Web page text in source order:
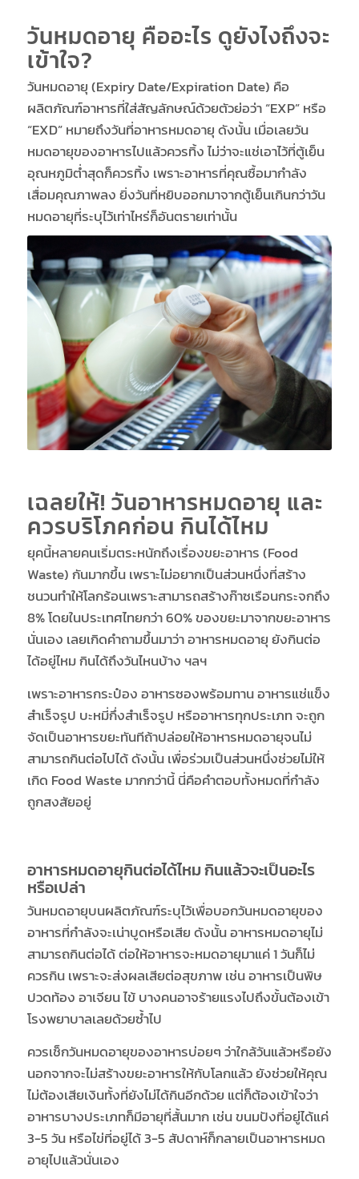
วันหมดอายุ คืออะไร ดูยังไงถึงจะ
เข้าใจ?
วันหมดอายุ (Expiry Date/Expiration Date) คือ
ผลิตภัณฑ์อาหารที่ใส่สัญลักษณ์ด้วยตัวย่อว่า “EXP” หรือ
“EXD” หมายถึงวันที่อาหารหมดอายุ ดังนั้น เมื่อเลยวัน
หมดอายุของอาหารไปแล้วควรทิ้ง ไม่ว่าจะแช่เอาไว้ที่ตู้เย็น
อุณหภูมิต่ำสุดก็ควรทิ้ง เพราะอาหารที่คุณซื้อมากำลัง
เสื่อมคุณภาพลง ยิ่งวันที่หยิบออกมาจากตู้เย็นเกินกว่าวัน
หมดอายุที่ระบุไว้เท่าไหร่ก็อันตรายเท่านั้น
เฉลยให้! วันอาหารหมดอายุ และ
ควรบริโภคก่อน กินได้ไหม
ยุคนี้หลายคนเริ่มตระหนักถึงเรื่องขยะอาหาร (Food
Waste) กันมากขึ้น เพราะไม่อยากเป็นส่วนหนึ่งที่สร้าง
ชนวนทำให้โลกร้อนเพราะสามารถสร้างก๊าซเรือนกระจกถึง
8% โดยในประเทศไทยกว่า 60% ของขยะมาจากขยะอาหาร
นั่นเอง เลยเกิดคำถามขึ้นมาว่า อาหารหมดอายุ ยังกินต่อ
ได้อยู่ไหม กินได้ถึงวันไหนบ้าง ฯลฯ
เพราะอาหารกระป๋อง อาหารซองพร้อมทาน อาหารแช่แข็ง
สำเร็จรูป บะหมี่กึ่งสำเร็จรูป หรืออาหารทุกประเภท จะถูก
จัดเป็นอาหารขยะทันทีถ้าปล่อยให้อาหารหมดอายุจนไม่
สามารถกินต่อไปได้ ดังนั้น เพื่อร่วมเป็นส่วนหนึ่งช่วยไม่ให้
เกิด Food Waste มากกว่านี้ นี่คือคำตอบทั้งหมดที่กำลัง
ถูกสงสัยอยู่
อาหารหมดอายุกินต่อได้ไหม กินแล้วจะเป็นอะไร
หรือเปล่า
วันหมดอายุบนผลิตภัณฑ์ระบุไว้เพื่อบอกวันหมดอายุของ
อาหารที่กำลังจะเน่าบูดหรือเสีย ดังนั้น อาหารหมดอายุไม่
สามารถกินต่อได้ ต่อให้อาหารจะหมดอายุมาแค่ 1 วันก็ไม่
ควรกิน เพราะจะส่งผลเสียต่อสุขภาพ เช่น อาหารเป็นพิษ
ปวดท้อง อาเจียน ไข้ บางคนอาจร้ายแรงไปถึงขั้นต้องเข้า
โรงพยาบาลเลยด้วยซ้ำไป
ควรเช็กวันหมดอายุของอาหารบ่อยๆ ว่าใกล้วันแล้วหรือยัง
นอกจากจะไม่สร้างขยะอาหารให้กับโลกแล้ว ยังช่วยให้คุณ
ไม่ต้องเสียเงินทั้งที่ยังไม่ได้กินอีกด้วย แต่ก็ต้องเข้าใจว่า
อาหารบางประเภทก็มีอายุที่สั้นมาก เช่น ขนมปังที่อยู่ได้แค่
3-5 วัน หรือไข่ที่อยู่ได้ 3-5 สัปดาห์ก็กลายเป็นอาหารหมด
อายุไปแล้วนั่นเอง